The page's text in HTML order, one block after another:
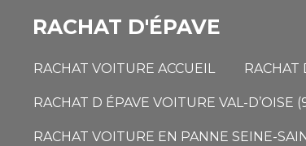
Passer
contenu
RACHAT D'ÉPAVE
RACHAT VOITURE ACCUEIL RACHAT
RACHAT D ÉPAVE VOITURE VAL-D’OISE
RACHAT VOITURE EN PANNE SEINE-